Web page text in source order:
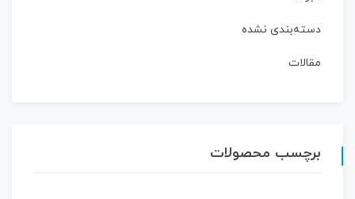
دسته‌بندی نشده
مقالات
برچسب محصولات